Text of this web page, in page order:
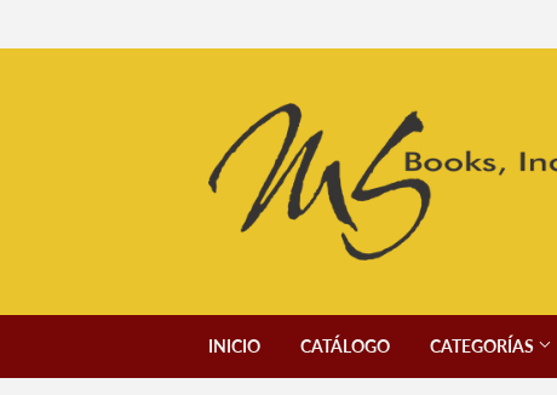
INICIO CATÁLOGO CATEGORÍAS